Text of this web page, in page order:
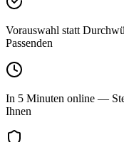
Vorauswahl statt
Passenden
In 5 Minuten online —
Ihnen